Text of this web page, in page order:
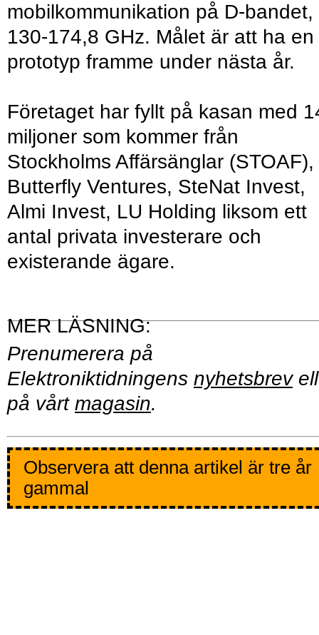
mobilkommunikation på D-bandet,
130-174,8 GHz. Målet är att ha en
prototyp framme under nästa år.
Företaget har fyllt på kasan med
miljoner som kommer från
Stockholms Affärsänglar (STOAF),
Butterfly Ventures, SteNat Invest,
Almi Invest, LU Holding liksom ett
antal privata investerare och
existerande ägare.
Prenumerera på
Elektroniktidningens nyhetsbrev
på vårt magasin.
Observera att denna artikel är tre år
gammal